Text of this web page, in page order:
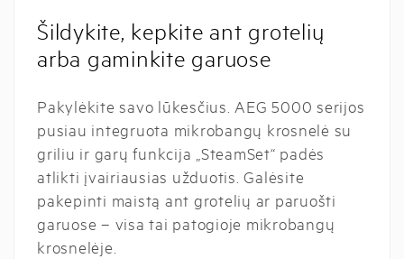
Šildykite, kepkite ant grotelių
arba gaminkite garuose
Pakylėkite savo lūkesčius. AEG 5000 serijos
pusiau integruota mikrobangų krosnelė su
griliu ir garų funkcija „SteamSet“ padės
atlikti įvairiausias užduotis. Galėsite
pakepinti maistą ant grotelių ar paruošti
garuose – visa tai patogioje mikrobangų
krosnelėje.